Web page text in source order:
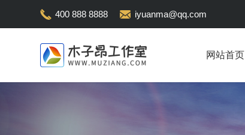
400 888 8888 iyuanma@qq.com
网站首页